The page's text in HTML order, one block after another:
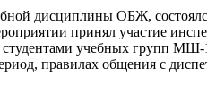
дисциплины ОБЖ,
принял участие
учебных групп
правилах общения с